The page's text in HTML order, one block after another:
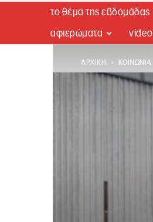
το θέμα της εβδομάδας
αφιερώματα video
ΑΡΧΙΚΉ ΚΟΙΝΩΝΊΑ